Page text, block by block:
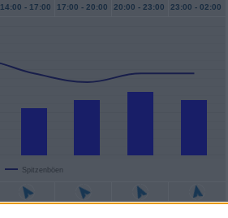
14:00 - 17:00 17:00 - 20:00 20:00 - 23:00 23:00 - 02:00
Spitzenböen